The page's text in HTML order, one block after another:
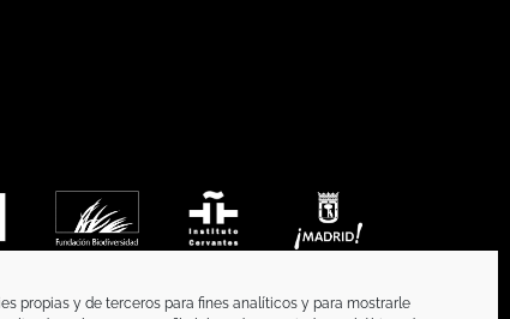
propias y de terceros para fines analíticos y para mostrarle